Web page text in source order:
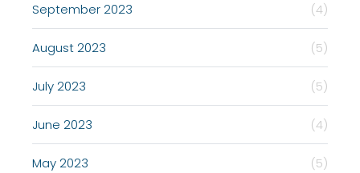
September 2023 (4)
August 2023 (5)
July 2023 (5)
June 2023 (4)
May 2023 (5)